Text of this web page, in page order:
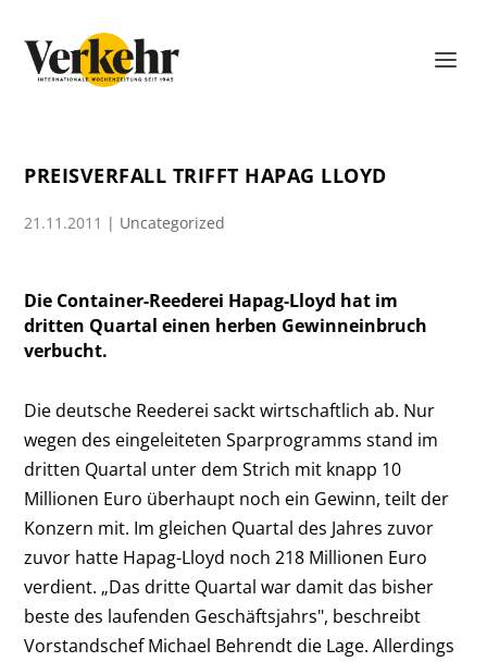
PREISVERFALL TRIFFT HAPAG LLOYD
21.11.2011 | Uncategorized
Die Container-Reederei Hapag-Lloyd hat im
dritten Quartal einen herben Gewinneinbruch
verbucht.
Die deutsche Reederei sackt wirtschaftlich ab. Nur
wegen des eingeleiteten Sparprogramms stand im
dritten Quartal unter dem Strich mit knapp 10
Millionen Euro überhaupt noch ein Gewinn, teilt der
Konzern mit. Im gleichen Quartal des Jahres zuvor
zuvor hatte Hapag-Lloyd noch 218 Millionen Euro
verdient. „Das dritte Quartal war damit das bisher
beste des laufenden Geschäftsjahrs", beschreibt
Vorstandschef Michael Behrendt die Lage. Allerdings